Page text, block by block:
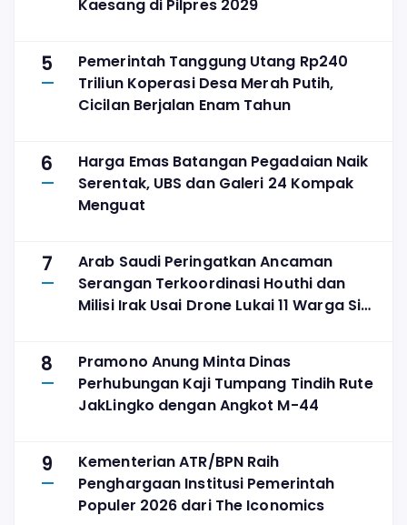
Kaesang di Pilpres 2029
5
Pemerintah Tanggung Utang Rp240
Triliun Koperasi Desa Merah Putih,
Cicilan Berjalan Enam Tahun
6
Harga Emas Batangan Pegadaian Naik
Serentak, UBS dan Galeri 24 Kompak
Menguat
7
Arab Saudi Peringatkan Ancaman
Serangan Terkoordinasi Houthi dan
Milisi Irak Usai Drone Lukai 11 Warga Sipil
8
Pramono Anung Minta Dinas
Perhubungan Kaji Tumpang Tindih Rute
JakLingko dengan Angkot M-44
9
Kementerian ATR/BPN Raih
Penghargaan Institusi Pemerintah
Populer 2026 dari The Iconomics